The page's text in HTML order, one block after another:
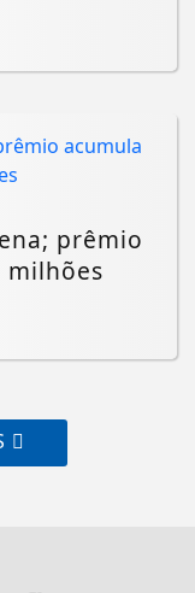
prêmio
milhões